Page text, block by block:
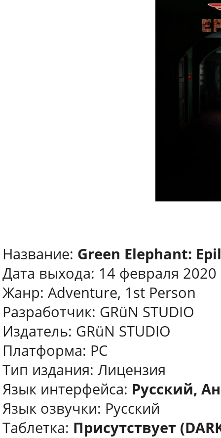
Название: Green Elephant:
Дата выхода: 14 февраля 2020
Жанр: Adventure, 1st Person
Разработчик: GRüN STUDIO
Издатель: GRüN STUDIO
Платформа: PC
Тип издания: Лицензия
Язык интерфейса: Русский,
Язык озвучки: Русский
Таблетка: Присутствует